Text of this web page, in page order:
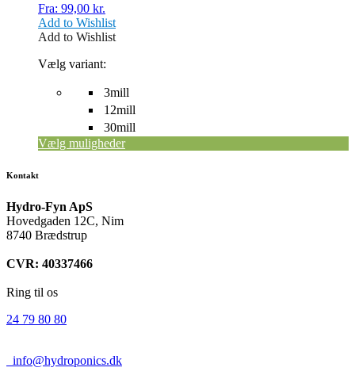
Fra: 99,00 kr.
3mill
12mill
30mill
Vælg variant:
Vælg muligheder
Add to Wishlist
Add to Wishlist
Kontakt
Hydro-Fyn ApS
Hovedgaden 12C, Nim
8740 Brædstrup
CVR: 40337466
Ring til os
24 79 80 80
info@hydroponics.dk